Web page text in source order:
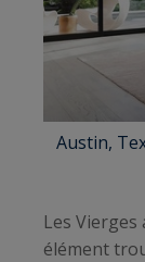
Austin,
Les
élément